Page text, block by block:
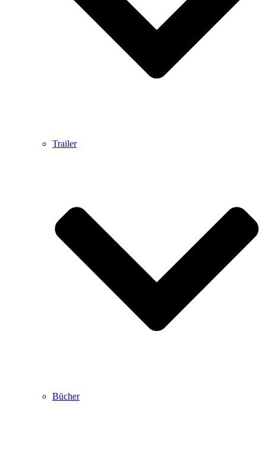
Trailer
Bücher